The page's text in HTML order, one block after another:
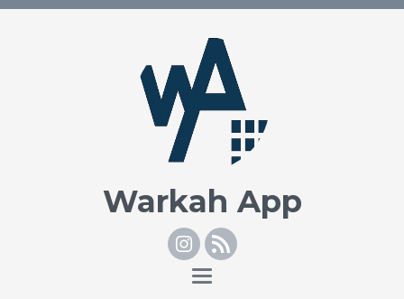
Warkah App
Instagram
RSS
Toggle